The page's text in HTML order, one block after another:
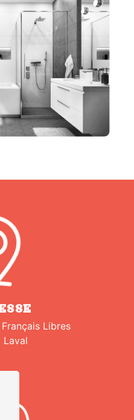
Libres
Laval